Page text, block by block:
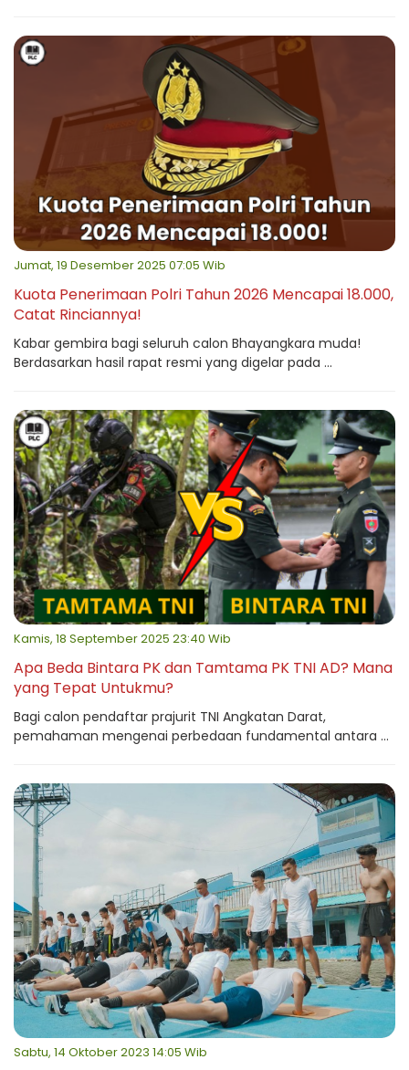
Jumat, 19 Desember 2025 07:05 Wib
Kuota Penerimaan Polri Tahun 2026 Mencapai 18.000,
Catat Rinciannya!
Kabar gembira bagi seluruh calon Bhayangkara muda!
Berdasarkan hasil rapat resmi yang digelar pada ...
Kamis, 18 September 2025 23:40 Wib
Apa Beda Bintara PK dan Tamtama PK TNI AD? Mana
yang Tepat Untukmu?
Bagi calon pendaftar prajurit TNI Angkatan Darat,
pemahaman mengenai perbedaan fundamental antara ...
Sabtu, 14 Oktober 2023 14:05 Wib